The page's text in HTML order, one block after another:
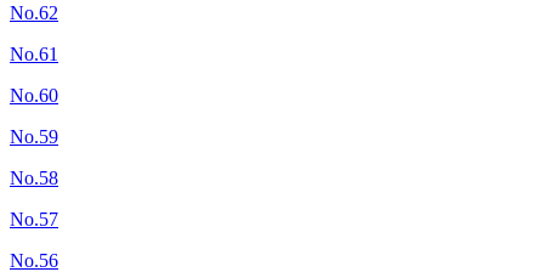
No.62
No.61
No.60
No.59
No.58
No.57
No.56